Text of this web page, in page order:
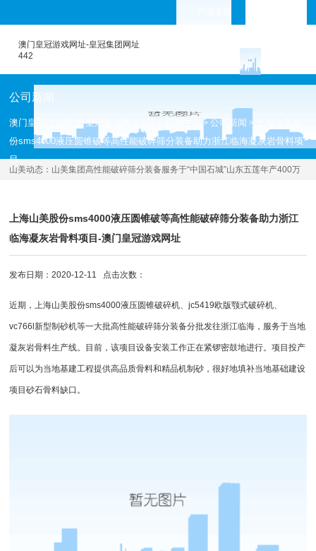
澳门皇冠游戏网址-皇冠集团网址
442
公司新闻
澳门皇冠游戏网址-皇冠集团网址442 >公司新闻 >
份sms4000液压圆锥破等高性能破碎筛分装备助力浙江临海凝灰岩骨料项
目
山美动态： 山美集团高性能破碎筛分装备服务于“中国石城”山东五莲年产400万
上海山美股份sms4000液压圆锥破等高性能破碎筛分装备助力浙江
临海凝灰岩骨料项目-澳门皇冠游戏网址
发布日期：2020-12-11 点击次数：
近期，上海山美股份sms4000液压圆锥破碎机、jc5419欧版颚式破碎机、
vc766l新型制砂机等一大批高性能破碎筛分装备分批发往浙江临海，服务于当地
凝灰岩骨料生产线。目前，该项目设备安装工作正在紧锣密鼓地进行。项目投产
后可以为当地基建工程提供高品质骨料和精品机制砂 ，很好地填补当地基础建设
项目砂石骨料缺口。